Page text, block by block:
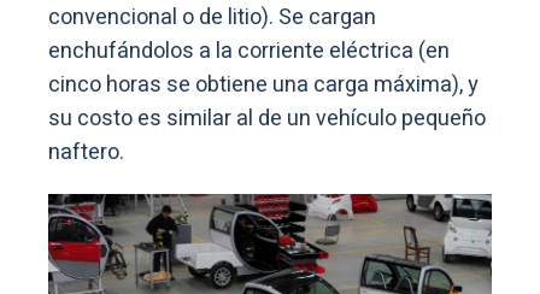
convencional o de litio). Se cargan
enchufándolos a la corriente eléctrica (en
cinco horas se obtiene una carga máxima), y
su costo es similar al de un vehículo pequeño
naftero.